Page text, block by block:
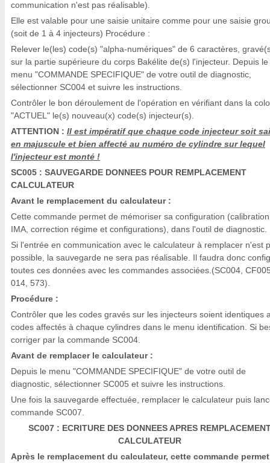
communication n'est pas réalisable).
Elle est valable pour une saisie unitaire comme pour une saisie
(soit de 1 à 4 injecteurs) Procédure :
Relever le(les) code(s) "alpha-numériques" de 6 caractères,
sur la partie supérieure du corps Bakélite de(s) l'injecteur. Depuis le
menu "COMMANDE SPECIFIQUE" de votre outil de diagnostic,
sélectionner SC004 et suivre les instructions.
Contrôler le bon déroulement de l'opération en vérifiant dans la
"ACTUEL" le(s) nouveau(x) code(s) injecteur(s).
ATTENTION : Il est impératif que chaque code injecteur soit
en majuscule et bien affecté au numéro de cylindre sur lequel
l'injecteur est monté !
SC005 : SAUVEGARDE DONNEES POUR REMPLACEMENT
CALCULATEUR
Avant le remplacement du calculateur :
Cette commande permet de mémoriser sa configuration (calibration
IMA, correction régime et configurations), dans l'outil de diagnostic.
Si l'entrée en communication avec le calculateur à remplacer n'est
possible, la sauvegarde ne sera pas réalisable. Il faudra donc
toutes ces données avec les commandes associées.(SC004,
014, 573).
Procédure :
Contrôler que les codes gravés sur les injecteurs soient identiques
codes affectés à chaque cylindres dans le menu identification. Si
corriger par la commande SC004.
Avant de remplacer le calculateur :
Depuis le menu "COMMANDE SPECIFIQUE" de votre outil de
diagnostic, sélectionner SC005 et suivre les instructions.
Une fois la sauvegarde effectuée, remplacer le calculateur puis
commande SC007.
SC007 : ECRITURE DES DONNEES APRES
CALCULATEUR
Après le remplacement du calculateur, cette commande